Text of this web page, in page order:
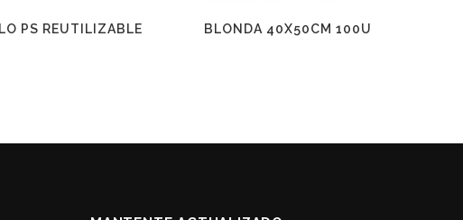
PS REUTILIZABLE
BLONDA 40X50CM 100U